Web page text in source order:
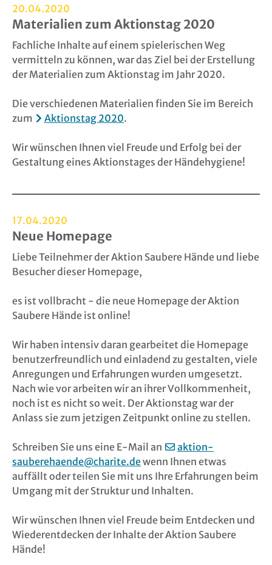
20.04.2020
Materialien zum Aktionstag 2020
Fachliche Inhalte auf einem spielerischen Weg
vermitteln zu können, war das Ziel bei der Erstellung
der Materialien zum Aktionstag im Jahr 2020.
Die verschiedenen Materialien finden Sie im Bereich
zum
Aktionstag 2020.
Wir wünschen Ihnen viel Freude und Erfolg bei der
Gestaltung eines Aktionstages der Händehygiene!
17.04.2020
Neue Homepage
Liebe Teilnehmer der Aktion Saubere Hände und liebe
Besucher dieser Homepage,
es ist vollbracht - die neue Homepage der Aktion
Saubere Hände ist online!
Wir haben intensiv daran gearbeitet die Homepage
benutzerfreundlich und einladend zu gestalten, viele
Anregungen und Erfahrungen wurden umgesetzt.
Nach wie vor arbeiten wir an ihrer Vollkommenheit,
noch ist es nicht so weit. Der Aktionstag war der
Anlass sie zum jetzigen Zeitpunkt online zu stellen.
Schreiben Sie uns eine E-Mail an
aktion-
sauberehaende@charite.dewenn Ihnen etwas
auffällt oder teilen Sie mit uns Ihre Erfahrungen beim
Umgang mit der Struktur und Inhalten.
Wir wünschen Ihnen viel Freude beim Entdecken und
Wiederentdecken der Inhalte der Aktion Saubere
Hände!